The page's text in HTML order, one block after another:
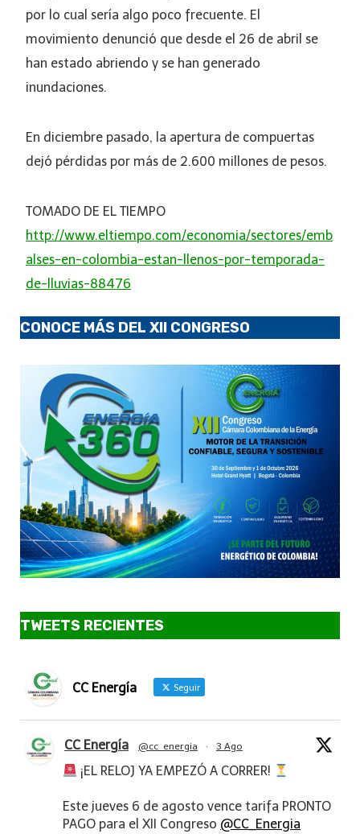
por lo cual sería algo poco frecuente. El
movimiento denunció que desde el 26 de abril se
han estado abriendo y se han generado
inundaciones.
En diciembre pasado, la apertura de compuertas
dejó pérdidas por más de 2.600 millones de pesos.
TOMADO DE EL TIEMPO
http://www.eltiempo.com/economia/sectores/emb
alses-en-colombia-estan-llenos-por-temporada-
de-lluvias-88476
CONOCE MÁS DEL XII CONGRESO
TWEETS RECIENTES
CC Energía Seguir
CC Energía @cc_energia · 3 Ago
¡EL RELOJ YA EMPEZÓ A CORRER!
Este jueves 6 de agosto vence tarifa PRONTO
PAGO para el XII Congreso @CC_Energia